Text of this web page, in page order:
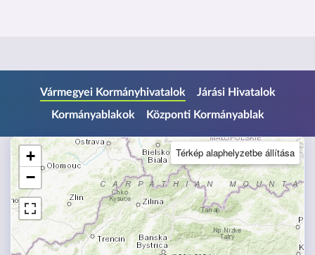
g
r
s
a
l
á
b
l
Vármegyei Kormányhivatalok
Járási Hivatalok
Kormányablakok
Központi Kormányablak
+
−
Térkép alaphelyzetbe állítása